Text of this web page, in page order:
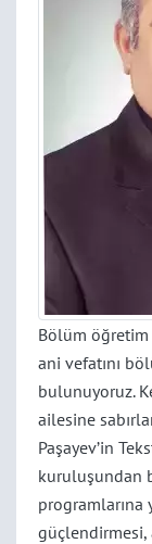
Bölüm öğretim
ani vefatını
bulunuyoruz.
ailesine
Paşayev’in
kuruluşundan
programlarına
güçlendirmesi,